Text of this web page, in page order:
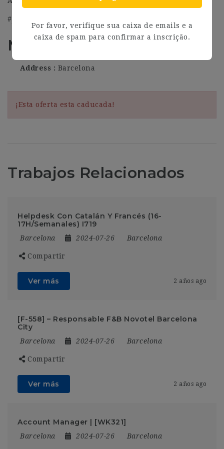
#J-18808-Ljbffr
Más información
Address Barcelona
¡Esta oferta esta caducada!
Trabajos Relacionados
Helpdesk Con Catalán Y Francés (16-
17H/Semanales) I719
Barcelona 2024-07-26 Barcelona
Compartir
Ver más 2 años ago
[F-558] – Responsable F&B Novotel Barcelona
City
Barcelona 2024-07-26 Barcelona
Compartir
Ver más 2 años ago
Account Manager | [WK321]
Barcelona 2024-07-26 Barcelona
Por favor, verifique sua caixa de emails e a
caixa de spam para confirmar a inscrição.